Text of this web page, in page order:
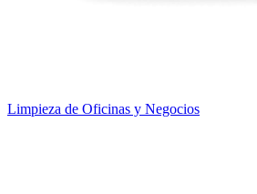
Limpieza de Oficinas y Negocios